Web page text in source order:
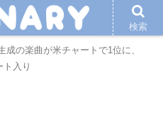
成の楽曲が米チャートで1位に、
入り
検索